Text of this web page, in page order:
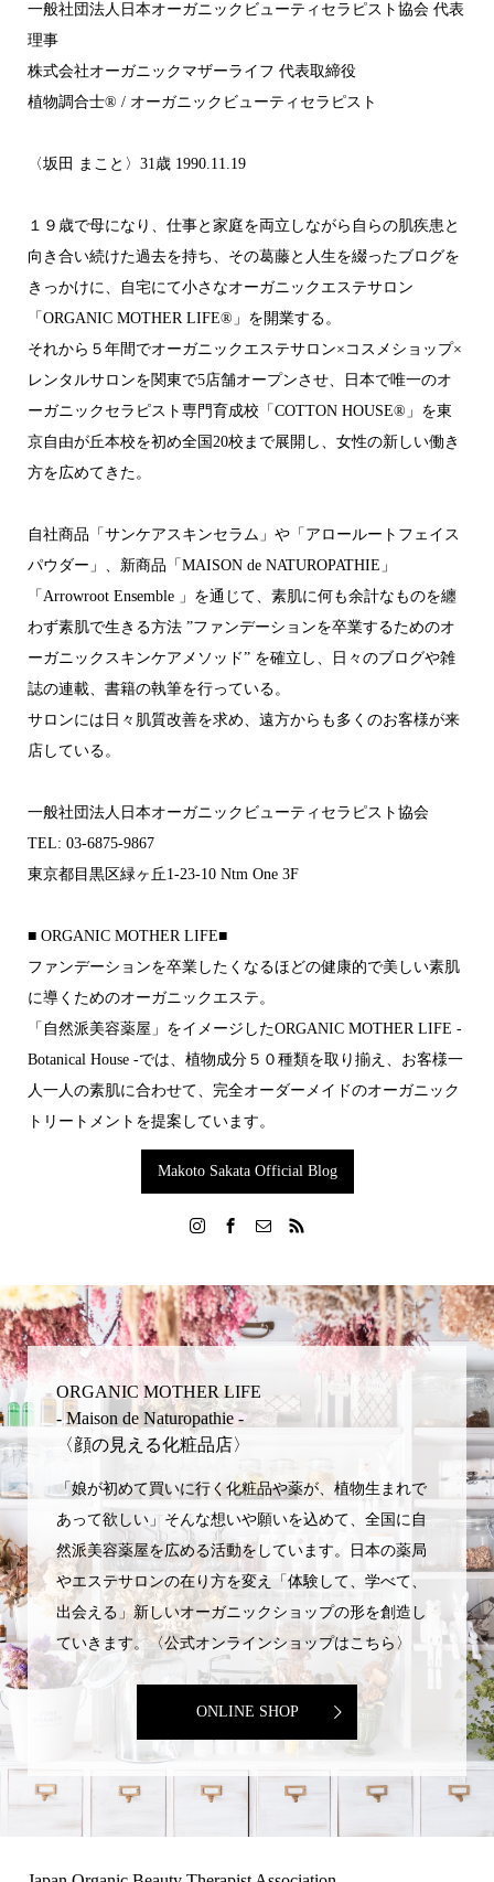
一般社団法人日本オーガニックビューティセラピスト協会 代表
理事
株式会社オーガニックマザーライフ 代表取締役
植物調合士®︎ / オーガニックビューティセラピスト
〈坂田 まこと〉31歳 1990.11.19
１９歳で母になり、仕事と家庭を両立しながら自らの肌疾患と
向き合い続けた過去を持ち、その葛藤と人生を綴ったブログを
きっかけに、自宅にて小さなオーガニックエステサロン
「ORGANIC MOTHER LIFE®︎」を開業する。
それから５年間でオーガニックエステサロン×コスメショップ×
レンタルサロンを関東で5店舗オープンさせ、日本で唯一のオ
ーガニックセラピスト専門育成校「COTTON HOUSE®︎」を東
京自由が丘本校を初め全国20校まで展開し、女性の新しい働き
方を広めてきた。
自社商品「サンケアスキンセラム」や「アロールートフェイス
パウダー」、新商品「MAISON de NATUROPATHIE」
「Arrowroot Ensemble 」を通じて、素肌に何も余計なものを纏
わず素肌で生きる方法 ”ファンデーションを卒業するためのオ
ーガニックスキンケアメソッド” を確立し、日々のブログや雑
誌の連載、書籍の執筆を行っている。
サロンには日々肌質改善を求め、遠方からも多くのお客様が来
店している。
一般社団法人日本オーガニックビューティセラピスト協会
TEL: 03-6875-9867
東京都目黒区緑ヶ丘1-23-10 Ntm One 3F
■ ORGANIC MOTHER LIFE■
ファンデーションを卒業したくなるほどの 健康的で美しい素肌
に導くためのオーガニックエステ。
「自然派美容薬屋」をイメージした ORGANIC MOTHER LIFE -
Botanical House -では 、植物成分５０種類を取り揃え 、お客様一
人一人の素肌に合わせて 、完全オーダーメイドの オーガニック
トリートメントを提案しています。
Makoto Sakata Official Blog
ORGANIC MOTHER LIFE
- Maison de Naturopathie -
〈顔の見える化粧品店〉
「娘が初めて買いに行く化粧品や薬が、植物生まれで
あって欲しい」そんな想いや願いを込めて、全国に自
然派美容薬屋を広める活動をしています。日本の薬局
やエステサロンの在り方を変え「体験して、学べて、
出会える」新しいオーガニックショップの形を創造し
ていきます。〈公式オンラインショップはこちら〉
ONLINE SHOP